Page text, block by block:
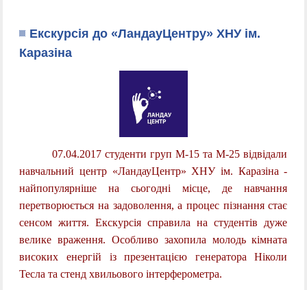
Екскурсія до «ЛандауЦентру» ХНУ ім.
Каразіна
07.04.2017 студенти груп М-15 та М-25 відвідали
навчальний центр «ЛандауЦентр» ХНУ ім. Каразіна -
найпопулярніше на сьогодні місце, де навчання
перетворюється на задоволення, а процес пізнання стає
сенсом життя.Екскурсія справила на студентів дуже
велике враження. Особливо захопила молодь кімната
високих енергій із презентацією генератора Ніколи
Тесла та стенд хвильового інтерферометра.